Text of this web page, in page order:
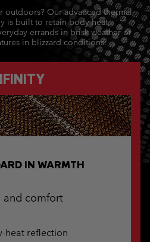
outdoors? Our advanced thermal-
is built to retain body heat,
errands in brisk weather or
in blizzard conditions.
IN WARMTH
and comfort
heat reflection